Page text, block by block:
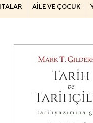
AILE VE ÇOCUK